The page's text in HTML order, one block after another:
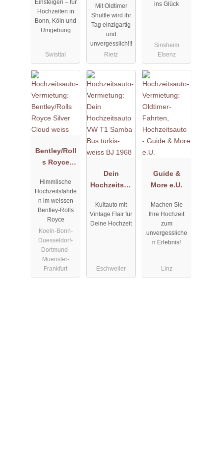
Einsteigen – für
Hochzeiten in
Bonn, Köln und
Umgebung
Swisttal
Mit Oldtimer
Shuttle wird ihr
Tag einzigartig
und
unvergesslich!!!
Rietz
ins Glück
Sinsheim
Elsenz
Bentley/Roll
s Royce
weiss
Himmlische
Hochzeitsfahrte
n im weissen
Bentley-Rolls
Royce
Koeln-Bonn-
Duesseldorf-
Dortmund-
Muenster-
Frankfurt
Dein
Hochzeitsau
Samba Bus
türkis-weiss
Kultauto mit
Vintage Flair für
Deine Hochzeit
Eschweiler
Guide &
More e.U.
Machen Sie
Ihre Hochzeit
zum
unvergessliche
n Erlebnis!
Linz